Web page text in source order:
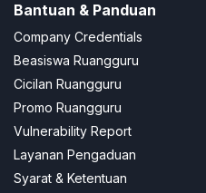
Bantuan & Panduan
Company Credentials
Beasiswa Ruangguru
Cicilan Ruangguru
Promo Ruangguru
Vulnerability Report
Layanan Pengaduan
Syarat & Ketentuan